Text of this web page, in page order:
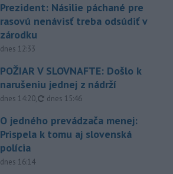
Prezident: Násilie páchané pre
rasovú nenávisť treba odsúdiť v
zárodku
dnes 12:33
POŽIAR V SLOVNAFTE: Došlo k
narušeniu jednej z nádrží
dnes 14:20, aktualizované
dnes 15:46
O jedného prevádzača menej:
Prispela k tomu aj slovenská
polícia
dnes 16:14